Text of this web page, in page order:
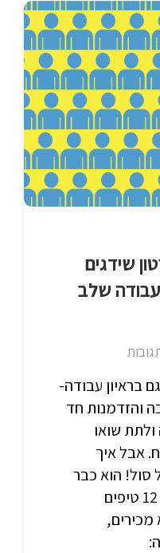
שידגים
שלב
בראיון עבודה-
והזדמנות חד
שואו
אבל איך
סול! הוא כבר
ימחיש לכם בסרטון הזה 12 טיפים
מכירים,